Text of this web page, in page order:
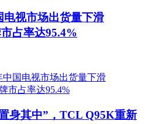
电视市场出货量下滑
占率达95.4%
身其中”，TCL Q95K重新